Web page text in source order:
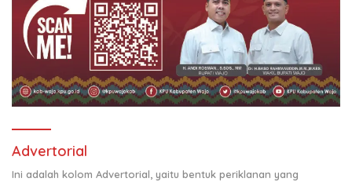
Advertorial
Ini adalah kolom Advertorial, yaitu bentuk periklanan yang